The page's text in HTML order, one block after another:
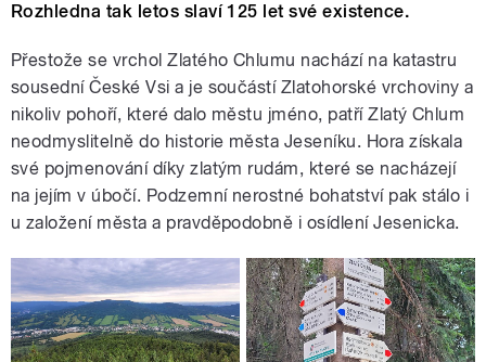
Rozhledna tak letos slaví 125 let své existence.
Přestože se vrchol Zlatého Chlumu nachází na katastru
sousední České Vsi a je součástí Zlatohorské vrchoviny a
nikoliv pohoří, které dalo městu jméno, patří Zlatý Chlum
neodmyslitelně do historie města Jeseníku. Hora získala
své pojmenování díky zlatým rudám, které se nacházejí
na jejím v úbočí. Podzemní nerostné bohatství pak stálo i
u založení města a pravděpodobně i osídlení Jesenicka.